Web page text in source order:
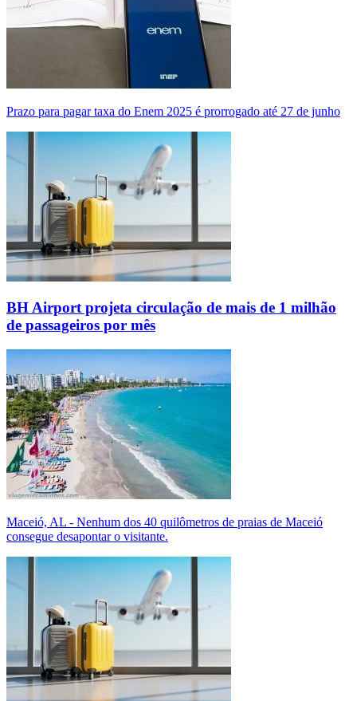
Prazo para pagar taxa do Enem 2025 é prorrogado até 27 de junho
BH Airport projeta circulação de mais de 1 milhão
de passageiros por mês
Maceió, AL - Nenhum dos 40 quilômetros de praias de Maceió
consegue desapontar o visitante.